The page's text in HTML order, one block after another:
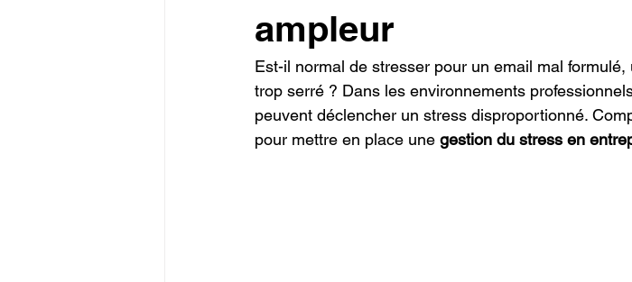
ampleur
Est-il normal de stresser pour un email mal
trop serré ? Dans les environnements
peuvent déclencher un stress disproportionné.
pour mettre en place une gestion du stress en